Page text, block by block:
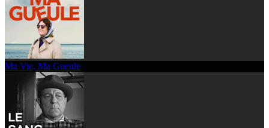
Ma Vie, Ma Gueule